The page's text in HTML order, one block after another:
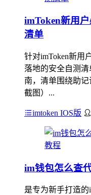
imToken新用
清单
针对imToken新用
落地的安全自测
南，清单围绕助
截图）...
imtoken IOS版
im钱包怎么查
是专为新手打造